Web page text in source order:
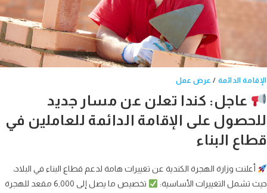
الدائمة/عرض عمل
عاجل: كندا تعلن عن مسار جديد
على الإقامة الدائمة للعاملين في
البناء
وزارة الهجرة الكندية عن تغييرات هامة لدعم قطاع البناء في البلاد،
تشمل التغييرات الأساسية:
تخصيص ما يصل إلى 6,000 مقعد للهجرة